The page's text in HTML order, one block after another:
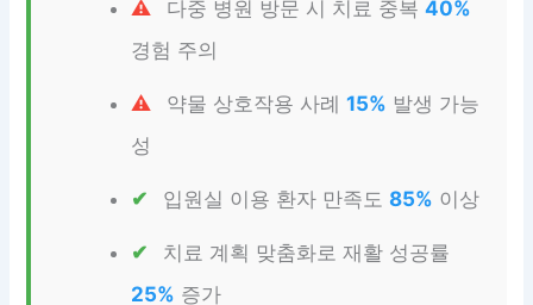
다중 병원 방문 시 치료 중복40%
경험 주의
약물 상호작용 사례15% 발생 가능
성
입원실 이용 환자 만족도85% 이상
치료 계획 맞춤화로 재활 성공률
25% 증가